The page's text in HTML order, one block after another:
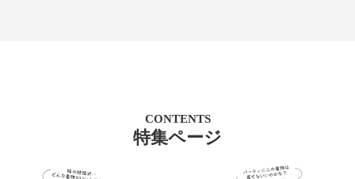
CONTENTS
特集ページ